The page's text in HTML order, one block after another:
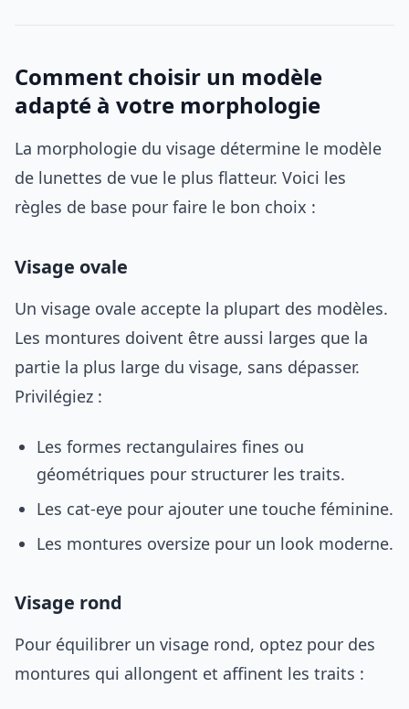
Comment choisir un modèle
adapté à votre morphologie
La morphologie du visage détermine le modèle
de lunettes de vue le plus flatteur. Voici les
règles de base pour faire le bon choix :
Visage ovale
Un visage ovale accepte la plupart des modèles.
Les montures doivent être aussi larges que la
partie la plus large du visage, sans dépasser.
Privilégiez :
Les formes rectangulaires fines ou
géométriques pour structurer les traits.
Les cat-eye pour ajouter une touche féminine.
Les montures oversize pour un look moderne.
Visage rond
Pour équilibrer un visage rond, optez pour des
montures qui allongent et affinent les traits :